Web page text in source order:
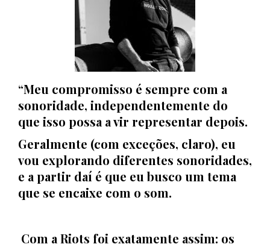
“Meu compromisso é sempre com a
sonoridade, independentemente do
que isso possa a vir representar depois.
Geralmente (com exceções, claro), eu
vou explorando diferentes sonoridades,
e a partir daí é que eu busco um tema
que se encaixe com o som.
Com a Riots foi exatamente assim: os